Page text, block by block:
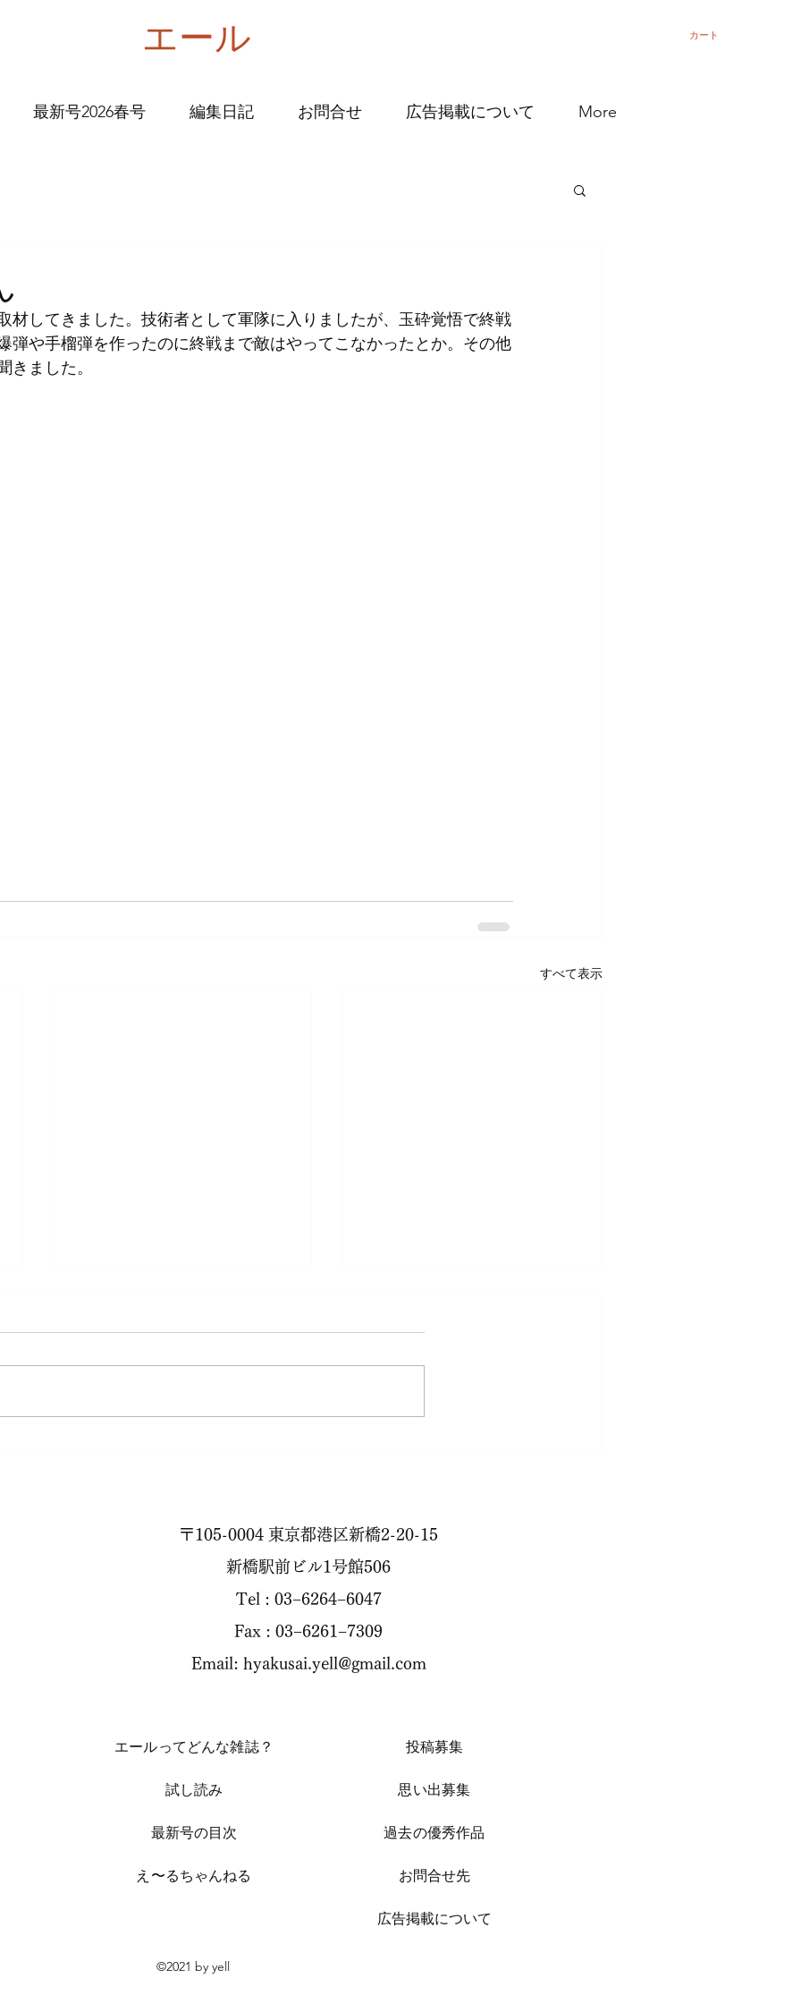
エール カート
最新号2026春号 編集日記 お問合せ 広告掲載について More
材してきました。技術者として軍隊に入りましたが、玉砕覚悟で終戦
弾や手榴弾を作ったのに終戦まで敵はやってこなかったとか。その他
きました。
すべて表示
秋が早い！
〒105-0004 東京都港区新橋2-20-15
新橋駅前ビル1号館506
Tel : 03−6264−6047
Fax : 03−6261−7309
Email: hyakusai.yell@gmail.com
エールってどんな雑誌？
試し読み
​最新号の目次
​え〜るちゃんねる
投稿募集
思い出募集
過去の優秀作品
お問合せ先
​広告掲載について
©2021 by yell